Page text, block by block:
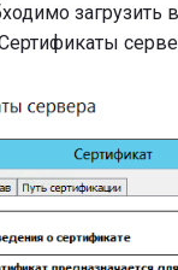
загрузить